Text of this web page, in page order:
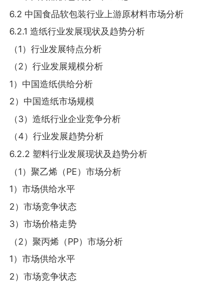
6.2 中国食品软包装行业上游原材料市场分析
6.2.1 造纸行业发展现状及趋势分析
（1）行业发展特点分析
（2）行业发展规模分析
1）中国造纸供给分析
2）中国造纸市场规模
（3）造纸行业企业竞争分析
（4）行业发展趋势分析
6.2.2 塑料行业发展现状及趋势分析
（1）聚乙烯（PE）市场分析
1）市场供给水平
2）市场竞争状态
3）市场价格走势
（2）聚丙烯（PP）市场分析
1）市场供给水平
2）市场竞争状态